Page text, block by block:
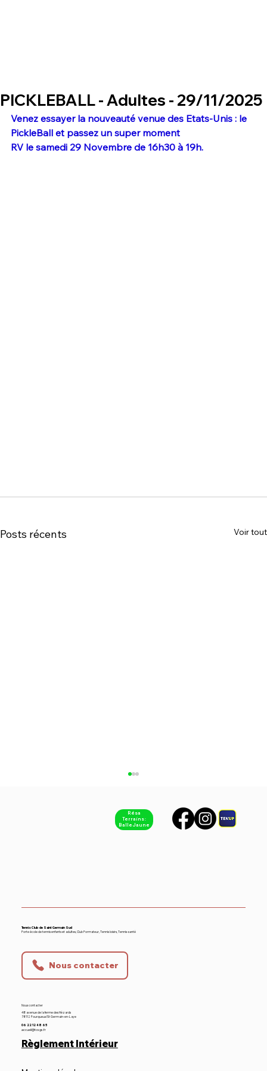
PICKLEBALL - Adultes - 29/11/2025
Venez essayer la nouveauté venue des Etats-Unis : le
PickleBall et passez un super moment
RV le samedi 29 Novembre de 16h30 à 19h.
Posts récents Voir tout
Championnat de France - TC SGS -
Résa
Terrains :
Balle Jaune
Tennis Club de Saint Germain Sud
Forte école de tennis enfants et adultes, Club Formateur, Tennis loisirs, Tennis-santé
Nous contacter
Nous contacter
48 avenue de la ferme des Hézards
78112 Fourqueux/St Germain-en-Laye
06 22 12 48 65
accueil@tcsgs.fr
Règlement Intérieur